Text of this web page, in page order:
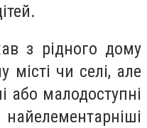
з рідного дому
місті чи селі, але
або малодоступні